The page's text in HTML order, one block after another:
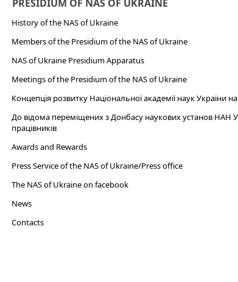
PRESIDIUM OF NAS OF UKRAINE
History of the NAS of Ukraine
Members of the Presidium of the NAS of Ukraine
NAS of Ukraine Presidium Apparatus​
Meetings of the Presidium of the NAS of Ukraine
Концепція розвитку Національної академії наук України
До відома переміщених з Донбасу наукових установ НАН
працівників
Awards and Rewards
Press Service of the NAS of Ukraine/Press office
The NAS of Ukraine on facebook
News
Сontacts